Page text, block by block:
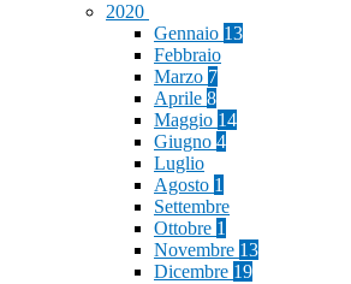
2020
Gennaio 13
Febbraio
Marzo 7
Aprile 8
Maggio 14
Giugno 4
Luglio
Agosto 1
Settembre
Ottobre 1
Novembre 13
Dicembre 19